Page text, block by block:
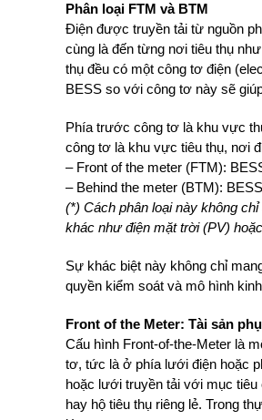
Phân loại FTM và BTM
Điện được truyền tải từ nguồn
cùng là đến từng nơi tiêu thụ
thụ đều có một công tơ điện
BESS so với công tơ này sẽ
Phía trước công tơ là khu vực
công tơ là khu vực tiêu thụ, nơi
– Front of the meter (FTM):
– Behind the meter (BTM):
(*) Cách phân loại này không
khác như điện mặt trời (PV)
Sự khác biệt này không chỉ
quyền kiểm soát và mô hình
Front of the Meter: Tài sản
Cấu hình Front-of-the-Meter là
tơ, tức là ở phía lưới điện hoặc
hoặc lưới truyền tải với mục tiêu
hay hộ tiêu thụ riêng lẻ. Trong